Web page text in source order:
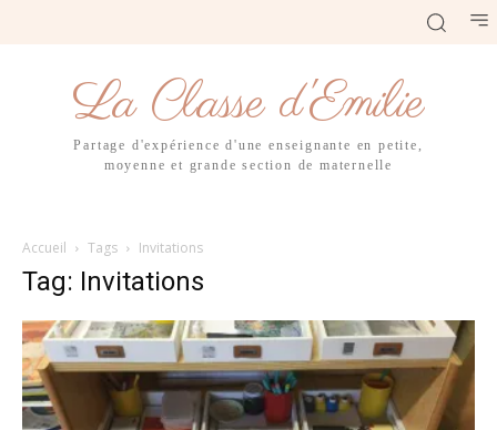
La Classe d'Emilie
Partage d'expérience d'une enseignante en petite,
moyenne et grande section de maternelle
Accueil Tags Invitations
Tag: Invitations